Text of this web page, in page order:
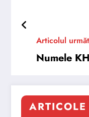
Articolul
Numele